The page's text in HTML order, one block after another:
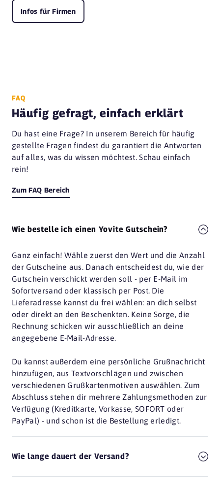
Infos für Firmen
FAQ
Häufig gefragt, einfach erklärt
Du hast eine Frage? In unserem Bereich für häufig
gestellte Fragen findest du garantiert die Antworten
auf alles, was du wissen möchtest. Schau einfach
rein!
Zum FAQ Bereich
Wie bestelle ich einen Yovite Gutschein?
Ganz einfach! Wähle zuerst den Wert und die Anzahl
der Gutscheine aus. Danach entscheidest du, wie der
Gutschein verschickt werden soll - per E-Mail im
Sofortversand oder klassisch per Post. Die
Lieferadresse kannst du frei wählen: an dich selbst
oder direkt an den Beschenkten. Keine Sorge, die
Rechnung schicken wir ausschließlich an deine
angegebene E-Mail-Adresse.
Du kannst außerdem eine persönliche Grußnachricht
hinzufügen, aus Textvorschlägen und zwischen
verschiedenen Grußkartenmotiven auswählen. Zum
Abschluss stehen dir mehrere Zahlungsmethoden zur
Verfügung (Kreditkarte, Vorkasse, SOFORT oder
PayPal) - und schon ist die Bestellung erledigt.
Wie lange dauert der Versand?